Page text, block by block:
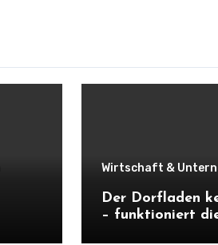
Wirtschaft &
Der Dorfladen
– funktioniert